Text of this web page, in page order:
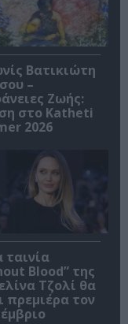
Βατικιώτη
–
Ζωής:
στο Katheti
2026
ταινία
Blood” της
Τζολί θα
πρεμιέρα τον